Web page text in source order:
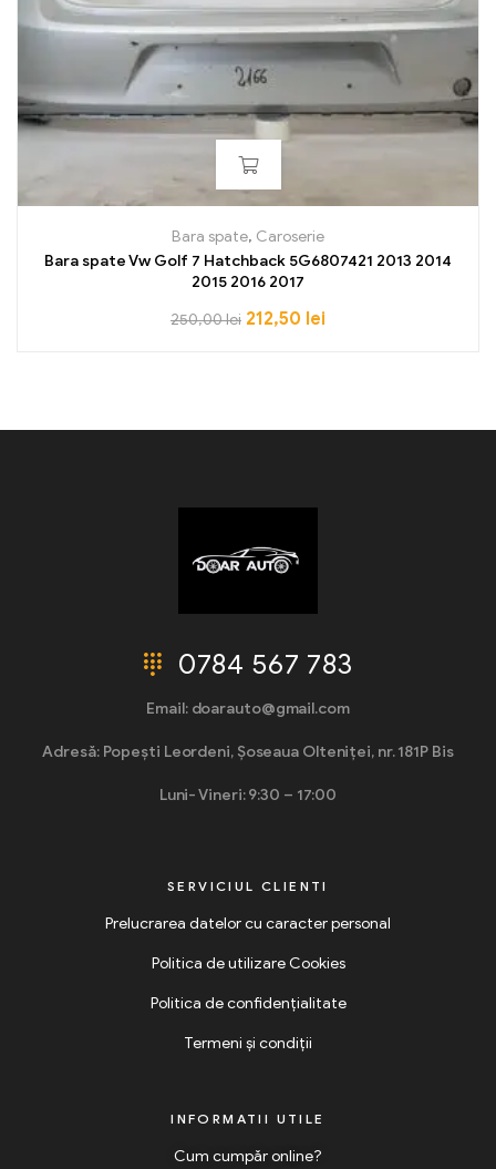
Bara spate, Caroserie
Bara spate Vw Golf 7 Hatchback 5G6807421 2013 2014
2015 2016 2017
250,00lei 212,50 lei
0784 567 783
Email: doarauto@gmail.com
Adresă: Popești Leordeni, Șoseaua Olteniței, nr. 181P Bis
Luni- Vineri: 9:30 – 17:00
SERVICIUL CLIENTI
Prelucrarea datelor cu caracter personal
Politica de utilizare Cookies
Politica de confidențialitate
Termeni și condiții
INFORMATII UTILE
Cum cumpăr online?